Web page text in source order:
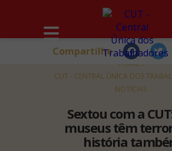
HOME
CUT - CENTRAL ÚNICA DOS
NOTÍCIAS
Sextou com a
museus têm
história
Compartilhe